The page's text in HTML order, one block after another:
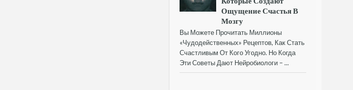
Ощущение Счастья В
Мозгу
Вы Можете Прочитать Миллионы
«чудодейственных» Рецептов, Как Стать
Счастливым От Кого Угодно. Но Когда
Эти Советы Дают Нейробиологи – ...